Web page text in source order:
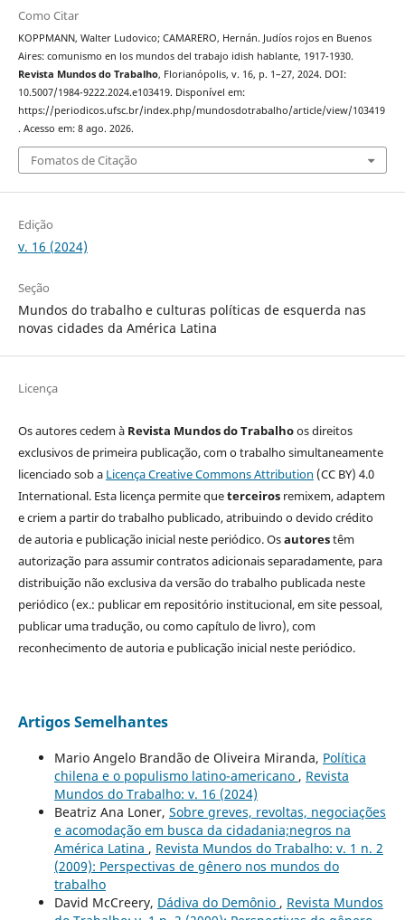
Como Citar
KOPPMANN, Walter Ludovico; CAMARERO, Hernán. Judíos rojos en Buenos
Aires: comunismo en los mundos del trabajo idish hablante, 1917-1930.
Revista Mundos do Trabalho, Florianópolis, v. 16, p. 1–27, 2024. DOI:
10.5007/1984-9222.2024.e103419. Disponível em:
https://periodicos.ufsc.br/index.php/mundosdotrabalho/article/view/103419
. Acesso em: 8 ago. 2026.
Fomatos de Citação
Edição
v. 16 (2024)
Seção
Mundos do trabalho e culturas políticas de esquerda nas
novas cidades da América Latina
Licença
Os autores cedem à Revista Mundos do Trabalhoos direitos
exclusivos de primeira publicação, com o trabalho simultaneamente
licenciado sob a Licença Creative Commons Attribution (CC BY) 4.0
International. Esta licença permite queterceirosremixem, adaptem
e criem a partir do trabalho publicado, atribuindo o devido crédito
de autoria e publicação inicial neste periódico. Osautorestêm
autorização para assumir contratos adicionais separadamente, para
distribuição não exclusiva da versão do trabalho publicada neste
periódico (ex.: publicar em repositório institucional, em site pessoal,
publicar uma tradução, ou como capítulo de livro), com
reconhecimento de autoria e publicação inicial neste periódico.
Artigos Semelhantes
Mario Angelo Brandão de Oliveira Miranda, Política
chilena e o populismo latino-americano , Revista
Mundos do Trabalho: v. 16 (2024)
Beatriz Ana Loner, Sobre greves, revoltas, negociações
e acomodação em busca da cidadania;negros na
América Latina , Revista Mundos do Trabalho: v. 1 n. 2
(2009): Perspectivas de gênero nos mundos do
trabalho
David McCreery, Dádiva do Demônio , Revista Mundos